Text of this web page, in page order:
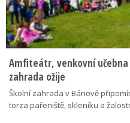
Amfiteátr, venkovní
zahrada ožije
Školní zahrada v Bánově
torza pařeniště, skleníku a